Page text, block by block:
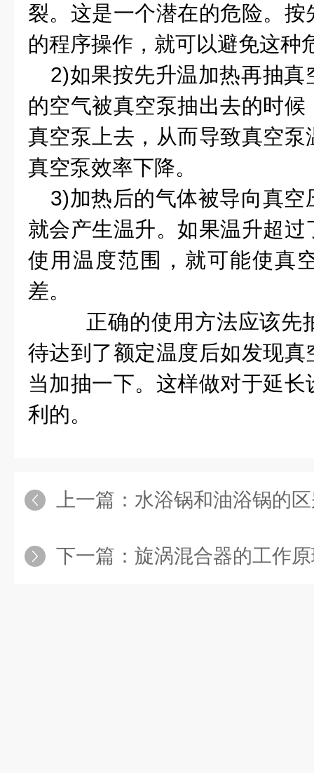
裂。这是一个潜在的危险。
的程序操作，就可以避免这种
2)如果按先升温加热再抽真
的空气被真空泵抽出去的时
真空泵上去，从而导致真空
真空泵效率下降。
3)加热后的气体被导向真
就会产生温升。如果温升超
使用温度范围，就可能使真
差。
正确的使用方法应该先
待达到了额定温度后如发现
当加抽一下。这样做对于延
利的。
上一篇： 水浴锅和油浴锅的
下一篇： 旋涡混合器的工作